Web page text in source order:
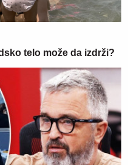
telo može da izdrži?